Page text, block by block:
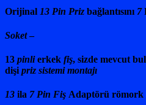
Orijinal 13 Pin Priz bağlantısını 7
Soket–
13 pinlierkek fiş, sizde mevcut
dişi priz sistemi montajı
13 ila 7 Pin Fiş Adaptörü römork